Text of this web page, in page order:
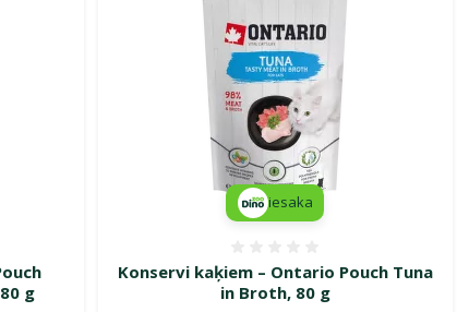
g
Konservi kaķiem – Ontario Pouch Tuna
in Broth, 80 g
iesaka